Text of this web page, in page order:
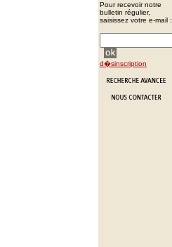
Pour recevoir notre
bulletin régulier,
saisissez votre e-mail :
d�sinscription